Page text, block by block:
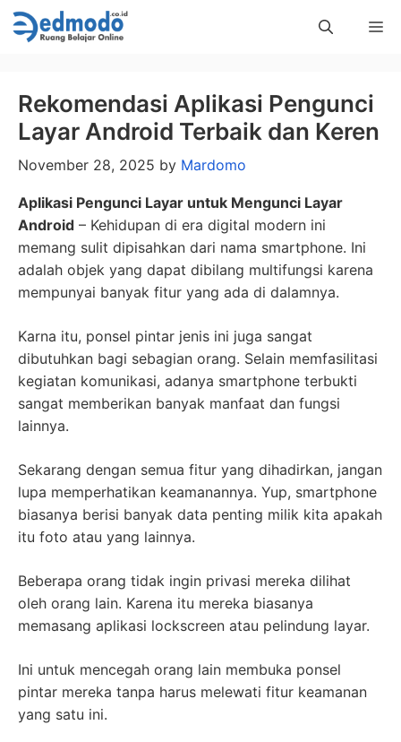
Skip
to
Rekomendasi Aplikasi Pengunci
Layar Android Terbaik dan Keren
November 28, 2025 by Mardomo
Aplikasi Pengunci Layar untuk Mengunci Layar
Android – Kehidupan di era digital modern ini
memang sulit dipisahkan dari nama smartphone. Ini
adalah objek yang dapat dibilang multifungsi karena
mempunyai banyak fitur yang ada di dalamnya.
Karna itu, ponsel pintar jenis ini juga sangat
dibutuhkan bagi sebagian orang. Selain memfasilitasi
kegiatan komunikasi, adanya smartphone terbukti
sangat memberikan banyak manfaat dan fungsi
lainnya.
Sekarang dengan semua fitur yang dihadirkan, jangan
lupa memperhatikan keamanannya. Yup, smartphone
biasanya berisi banyak data penting milik kita apakah
itu foto atau yang lainnya.
Beberapa orang tidak ingin privasi mereka dilihat
oleh orang lain. Karena itu mereka biasanya
memasang aplikasi lockscreen atau pelindung layar.
Ini untuk mencegah orang lain membuka ponsel
pintar mereka tanpa harus melewati fitur keamanan
yang satu ini.